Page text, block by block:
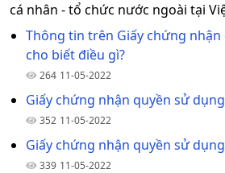
cá nhân - tổ chức nước ngoài tại
Thông tin trên Giấy chứng
cho biết điều gì?
264 11-05-2022
Giấy chứng nhận quyền sử
352 11-05-2022
Giấy chứng nhận quyền sử
339 11-05-2022